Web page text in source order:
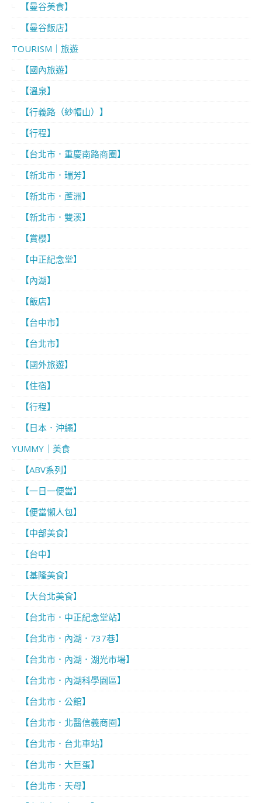
【曼谷美食】
【曼谷飯店】
TOURISM｜旅遊
【國內旅遊】
【溫泉】
【行義路（紗帽山）】
【行程】
【台北市．重慶南路商圈】
【新北市．瑞芳】
【新北市．蘆洲】
【新北市．雙溪】
【賞櫻】
【中正紀念堂】
【內湖】
【飯店】
【台中市】
【台北市】
【國外旅遊】
【住宿】
【行程】
【日本．沖繩】
YUMMY｜美食
【ABV系列】
【一日一便當】
【便當懶人包】
【中部美食】
【台中】
【基隆美食】
【大台北美食】
【台北市．中正紀念堂站】
【台北市．內湖．737巷】
【台北市．內湖．湖光市場】
【台北市．內湖科學園區】
【台北市．公館】
【台北市．北醫信義商圈】
【台北市．台北車站】
【台北市．大巨蛋】
【台北市．天母】